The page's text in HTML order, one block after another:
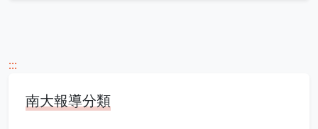
:::
南大報導分類